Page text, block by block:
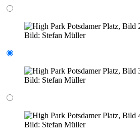
Bild: Stefan Müller
Bild: Stefan Müller
Bild: Stefan Müller